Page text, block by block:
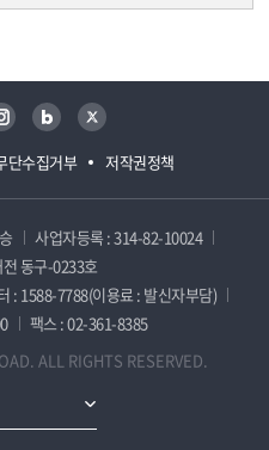
단수집거부 저작권정책
인스타그램 블로그 트위터
사업자등록 : 314-82-10024
동구-0233호
: 1588-7788(이용료 : 발신자부담)
팩스 : 02-361-8385
ALL RIGHTS RESERVED.